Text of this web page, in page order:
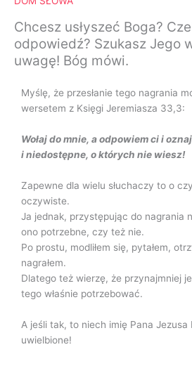
Chcesz usłyszeć Boga?
odpowiedź? Szukasz Jego
uwagę! Bóg mówi.
Myślę, że przesłanie tego nagrania
wersetem z Księgi Jeremiasza 33,3:
Wołaj do mnie, a odpowiem ci i
i niedostępne, o których nie wiesz!
Zapewne dla wielu słuchaczy to o
oczywiste.
Ja jednak, przystępując do nagrania
ono potrzebne, czy też nie.
Po prostu, modliłem się, pytałem,
nagrałem.
Dlatego też wierzę, że przynajmniej
tego właśnie potrzebować.
A jeśli tak, to niech imię Pana Jezusa
uwielbione!